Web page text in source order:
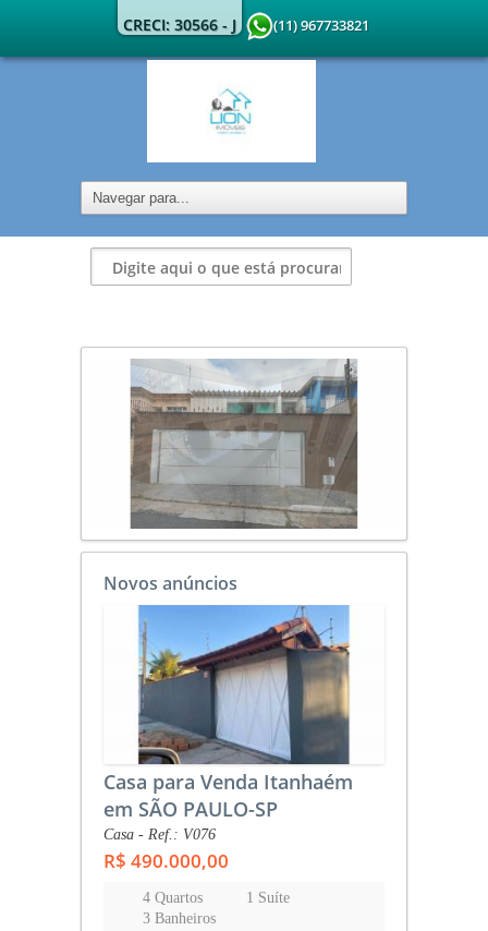
CRECI: 30566 - J (11) 967733821
Novos anúncios
Casa para Venda Itanhaém
em SÃO PAULO-SP
Casa - Ref.: V076
R$ 490.000,00
4 Quartos
1 Suíte
3 Banheiros